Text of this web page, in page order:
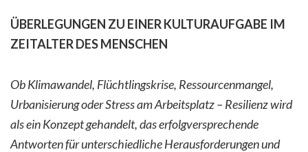
ÜBERLEGUNGEN ZU EINER KULTURAUFGABE IM
ZEITALTER DES MENSCHEN
Ob Klimawandel, Flüchtlingskrise, Ressourcenmangel,
Urbanisierung oder Stress am Arbeitsplatz – Resilienz wird
als ein Konzept gehandelt, das erfolgversprechende
Antworten für unterschiedliche Herausforderungen und